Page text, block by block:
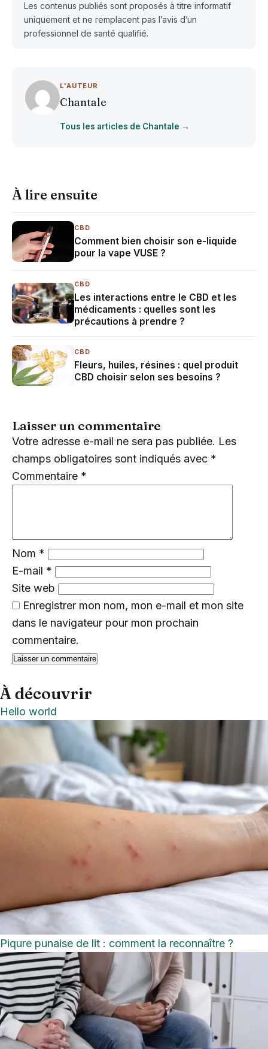
Les contenus publiés sont proposés à titre informatif
uniquement et ne remplacent pas l’avis d’un
professionnel de santé qualifié.
L'AUTEUR
Chantale
Tous les articles de Chantale →
À lire ensuite
CBD
Comment bien choisir son e-liquide
pour la vape VUSE ?
CBD
Les interactions entre le CBD et les
médicaments : quelles sont les
précautions à prendre ?
CBD
Fleurs, huiles, résines : quel produit
CBD choisir selon ses besoins ?
Laisser un commentaire
Votre adresse e-mail ne sera pas publiée. Les
champs obligatoires sont indiqués avec *
Commentaire *
Nom *
E-mail *
Site web
Enregistrer mon nom, mon e-mail et mon site
dans le navigateur pour mon prochain
commentaire.
À découvrir
Hello world
Piqure punaise de lit : comment la reconnaître ?